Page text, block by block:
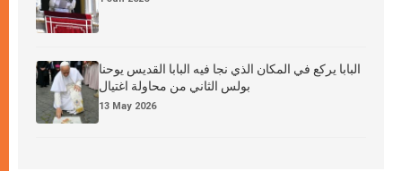
البابا يركع في المكان الذي نجا فيه البابا القديس يوحنا
بولس الثاني من محاولة اغتيال
13 May 2026